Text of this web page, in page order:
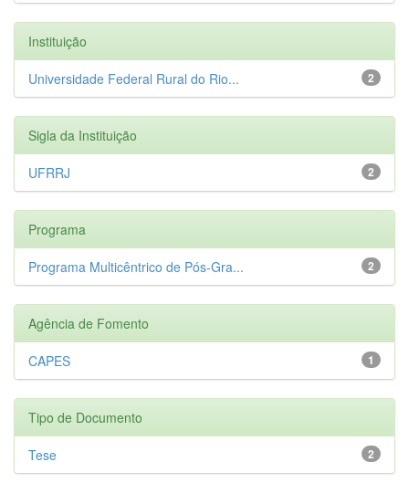
Instituição
2
Universidade Federal Rural do Rio...
Sigla da Instituição
2
UFRRJ
Programa
2
Programa Multicêntrico de Pós-Gra...
Agência de Fomento
1
CAPES
Tipo de Documento
2
Tese